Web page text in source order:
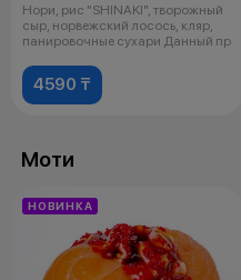
Нори, рис "SHINAKI", творожный
сыр, норвежский лосось, кляр,
панировочные сухари Данный пр
4590 ₸
Моти
НОВИНКА